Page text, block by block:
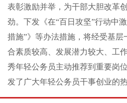
表彰激励并举，为干部大胆改革
劲。下发《在“百日攻坚”行动中
措施”》等办法措施，将经受基
合素质较高、发展潜力较大、工
秀年轻公务员主动推荐到重要岗
发了广大年轻公务员干事创业的